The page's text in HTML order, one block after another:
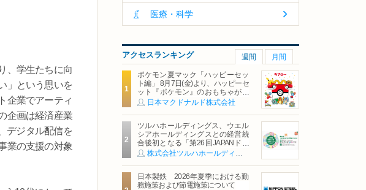
、学生たちに向
」という思いを
企業でアーティ
企画は経済産業
デジタル配信を
業の支援の対象
医療・科学
アクセスランキング 週間 月間
ポケモン夏マック「ハッピーセッ
ト編」 8月7日(金)より、ハッピーセ
ット『ポケモン』のおもちゃが期
間限定登場
日本マクドナルド株式会社
ツルハホールディングス、ウエル
シアホールディングスとの経営統
合後初となる「第26回JAPANドラ
ッグストアショー」に出展
株式会社ツルハホールディングス
日本製鉄 2026年夏季における勤
務施策および節電施策について